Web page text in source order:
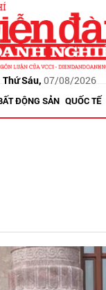
Thứ Sáu, 07/08/2026
ĐỘNG SẢN QUỐC TẾ